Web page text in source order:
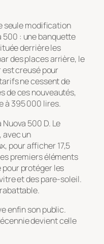
seule modification
500 : une banquette
derrière les
des places arrière, le
creusé pour
ne cessent de
de ces nouveautés,
à 395 000 lires.
500 D. Le
avec un
pour afficher 17,5
premiers éléments
protéger les
et des pare-soleil.
enfin son public.
devient celle